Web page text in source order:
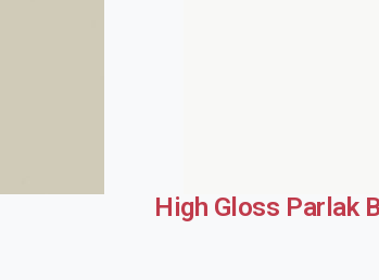
High Gloss Parlak